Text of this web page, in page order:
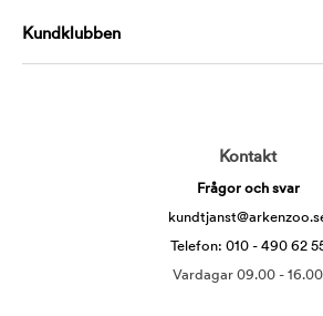
Kundklubben
Kontakt
Frågor och svar
Telefon: 010 - 490 62
Vardagar 09.00 - 16.00